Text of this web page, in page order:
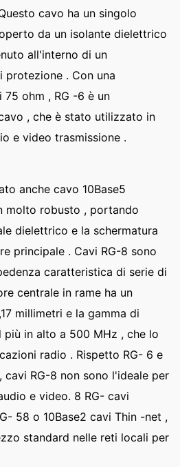
cavo ha un singolo
da un isolante dielettrico
all'interno di un
protezione . Con una
ohm , RG -6 è un
, che è stato utilizzato in
e video trasmissione .
anche cavo 10Base5
molto robusto , portando
dielettrico e la schermatura
principale . Cavi RG-8 sono
caratteristica di serie di
centrale in rame ha un
millimetri e la gamma di
più in alto a 500 MHz , che lo
radio . Rispetto RG- 6 e
cavi RG-8 non sono l'ideale per
e video. 8 RG- cavi
58 o 10Base2 cavi Thin -net ,
standard nelle reti locali per